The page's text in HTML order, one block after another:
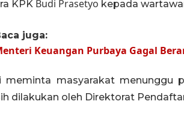
KPK Budi Prasetyo kepada
juga:
Keuangan Purbaya Gagal
meminta masyarakat menunggu
dilakukan oleh Direktorat